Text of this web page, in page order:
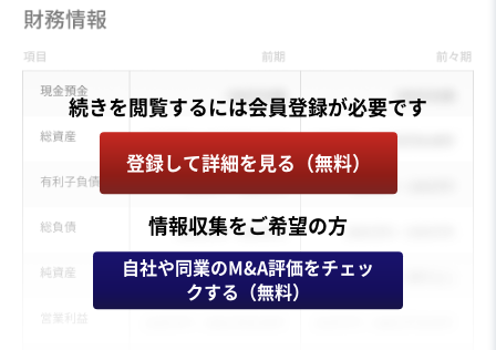
登録して詳細を見る（無料）
情報収集をご希望の方
自社や同業のM&A評価をチェッ
クする（無料）